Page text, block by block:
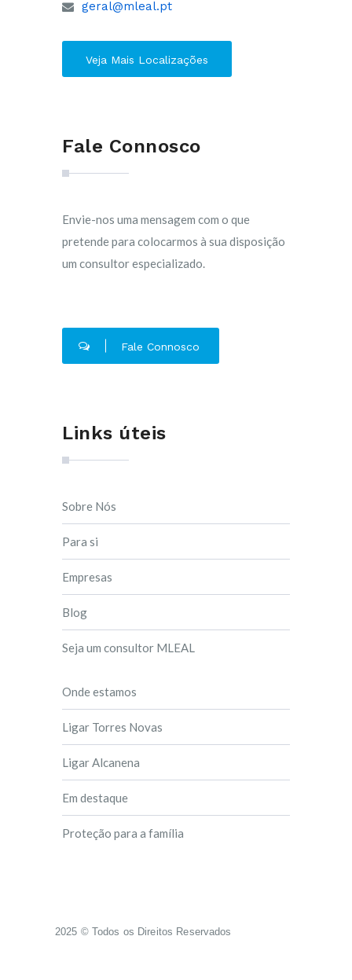
geral@mleal.pt
Veja Mais Localizações
Fale Connosco
Envie-nos uma mensagem com o que
pretende para colocarmos à sua disposição
um consultor especializado.
Fale Connosco
Links úteis
Sobre Nós
Para si
Empresas
Blog
Seja um consultor MLEAL
Onde estamos
Ligar Torres Novas
Ligar Alcanena
Em destaque
Proteção para a família